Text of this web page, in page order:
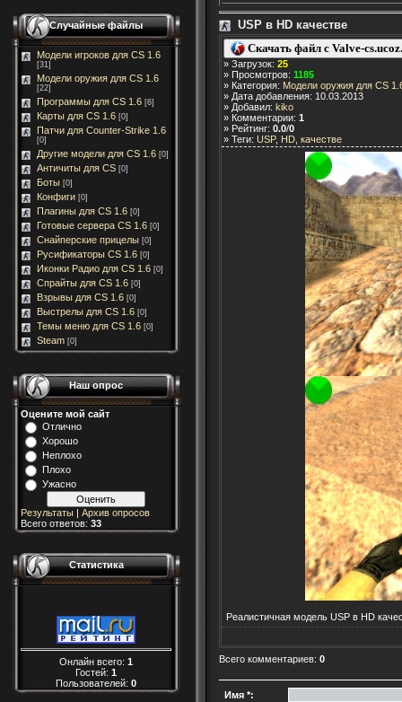
Случайные файлы
Модели игроков для CS 1.6
[31]
Модели оружия для CS 1.6
[22]
Программы для CS 1.6 [6]
Карты для CS 1.6 [0]
Патчи для Counter-Strike 1.6
[0]
Другие модели для CS 1.6 [0]
Античиты для CS [0]
Боты [0]
Конфиги [0]
Плагины для CS 1.6 [0]
Готовые сервера CS 1.6 [0]
Снайперские прицелы [0]
Русификаторы CS 1.6 [0]
Иконки Радио для CS 1.6 [0]
Спрайты для CS 1.6 [0]
Взрывы для CS 1.6 [0]
Выстрелы для CS 1.6 [0]
Темы меню для CS 1.6 [0]
Steam [0]
Наш опрос
Оцените мой сайт
Отлично
Хорошо
Неплохо
Плохо
Ужасно
Результаты | Архив опросов
Всего ответов: 33
Статистика
Онлайн всего: 1
Гостей: 1
Пользователей: 0
USP в HD качестве
Скачать файл с Valve-
» Загрузок: 25
» Просмотров: 1185
» Категория: Модели оружия для CS
» Дата добавления: 10.03.2013
» Добавил: kiko
» Комментарии: 1
» Рейтинг: 0.0/0
» Теги: USP, HD качестве
Реалистичная модель USP в HD
Всего комментариев: 0
Имя *: